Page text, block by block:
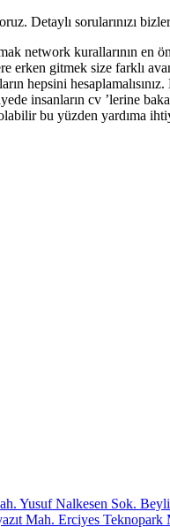
Detaylı sorularınızı
network kurallarının en
gitmek size farklı
hepsini
insanların cv ’lerine
bu yüzden yardıma
Yusuf Nalkesen Sok.
Mah. Erciyes